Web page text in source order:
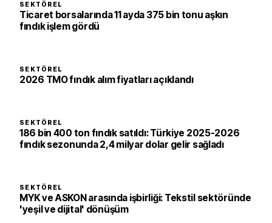
SEKTÖREL
Ticaret borsalarında 11 ayda 375 bin tonu aşkın
fındık işlem gördü
SEKTÖREL
2026 TMO fındık alım fiyatları açıklandı
SEKTÖREL
186 bin 400 ton fındık satıldı: Türkiye 2025-2026
fındık sezonunda 2,4 milyar dolar gelir sağladı
SEKTÖREL
MYK ve ASKON arasında işbirliği: Tekstil sektöründe
'yeşil ve dijital' dönüşüm